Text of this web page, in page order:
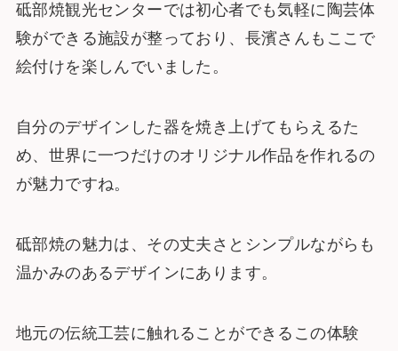
砥部焼観光センターでは初心者でも気軽に陶芸体
験ができる施設が整っており、長濱さんもここで
絵付けを楽しんでいました。
自分のデザインした器を焼き上げてもらえるた
め、世界に一つだけのオリジナル作品を作れるの
が魅力ですね。
砥部焼の魅力は、その丈夫さとシンプルながらも
温かみのあるデザインにあります。
地元の伝統工芸に触れることができるこの体験